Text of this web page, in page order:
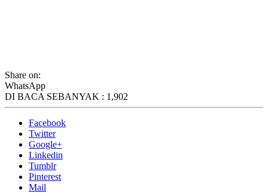
Share on:
WhatsApp
DI BACA SEBANYAK : 1,902
Facebook
Twitter
Google+
Linkedin
Tumblr
Pinterest
Mail